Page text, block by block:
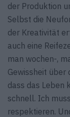
der Produktion
Selbst die
der Kreativität
auch eine
man wochen-,
Gewissheit über
dass das Leben
schnell. Ich
respektieren.